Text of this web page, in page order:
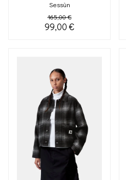
Sessùn
165,00 €
99,00 €